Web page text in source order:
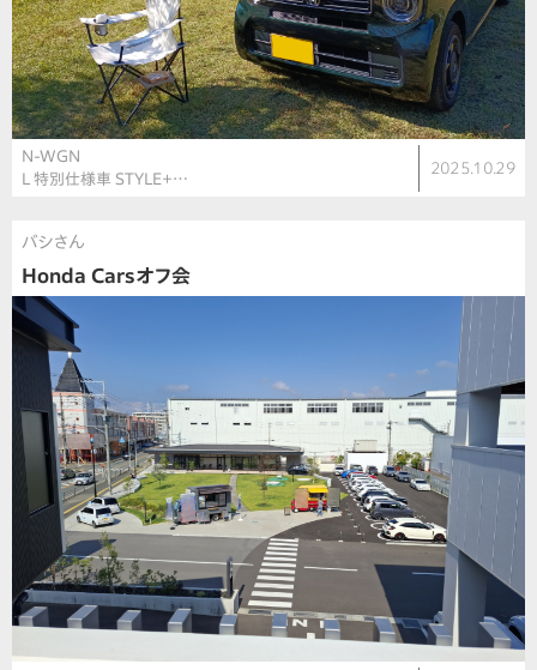
N-WGN
L 特別仕様車 STYLE＋…
2025.10.29
バシさん
Honda Carsオフ会